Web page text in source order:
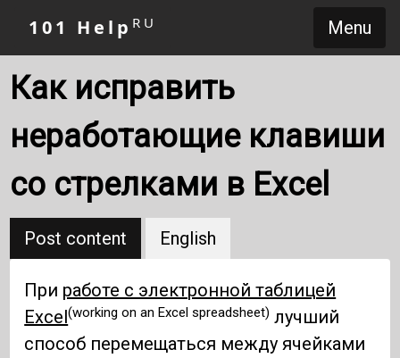
Menu
101 Help RU
Как исправить
неработающие клавиши
со стрелками в Excel
Post content English
При работе с электронной таблицей
Excel(working on an Excel spreadsheet) лучший
способ перемещаться между ячейками